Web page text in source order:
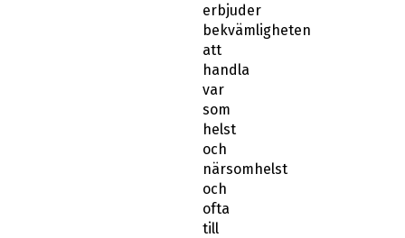
erbjuder
bekvämligheten
att
handla
var
som
helst
och
närsomhelst
och
ofta
till